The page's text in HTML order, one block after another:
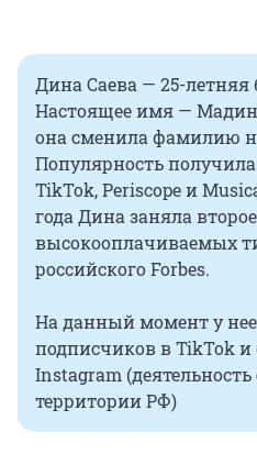
Дина Саева — 25-летняя
Настоящее имя —
она сменила фамилию
Популярность
TikTok, Periscope и
года Дина заняла
высокооплачиваемых
российского Forbes.
На данный момент у
подписчиков в TikTok и
Instagram
территории РФ)